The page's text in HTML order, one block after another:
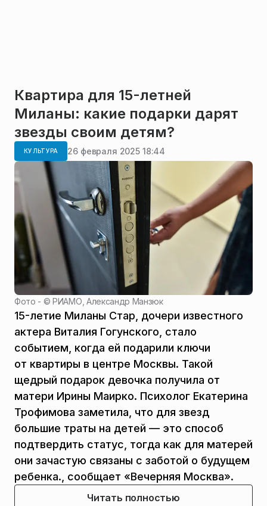
Квартира для 15-летней
Миланы: какие подарки дарят
звезды своим детям?
КУЛЬТУРА 26 февраля 2025 18:44
Фото - ©РИАМО, Александр Манзюк
15-летие Миланы Стар, дочери известного
актера Виталия Гогунского, стало
событием, когда ей подарили ключи
от квартиры в центре Москвы. Такой
щедрый подарок девочка получила от
матери Ирины Маирко. Психолог Екатерина
Трофимова заметила, что для звезд
большие траты на детей — это способ
подтвердить статус, тогда как для матерей
они зачастую связаны с заботой о будущем
ребенка., сообщает «Вечерняя Москва».
Читать полностью